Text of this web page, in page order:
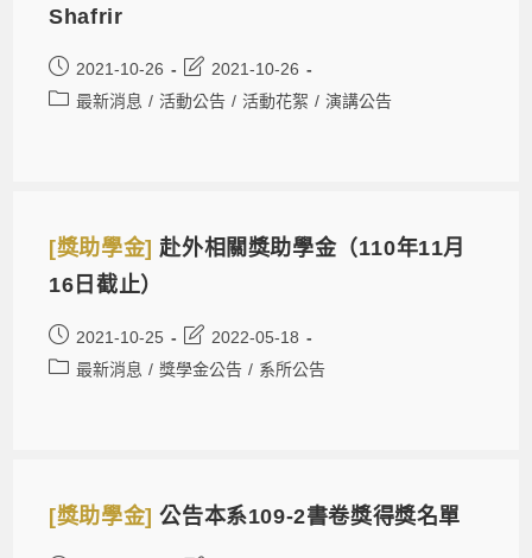
Shafrir
2021-10-26
2021-10-26
最新消息 / 活動公告 / 活動花絮 / 演講公告
[獎助學金] 赴外相關獎助學金（110年11月
16日截止）
2021-10-25
2022-05-18
最新消息 / 獎學金公告 / 系所公告
[獎助學金]公告本系109-2書卷獎得獎名單